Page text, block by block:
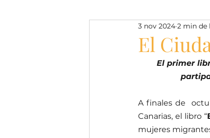
El
3 nov 2024 2 min de
El primer
A finales de
Canarias, el libro “
mujeres